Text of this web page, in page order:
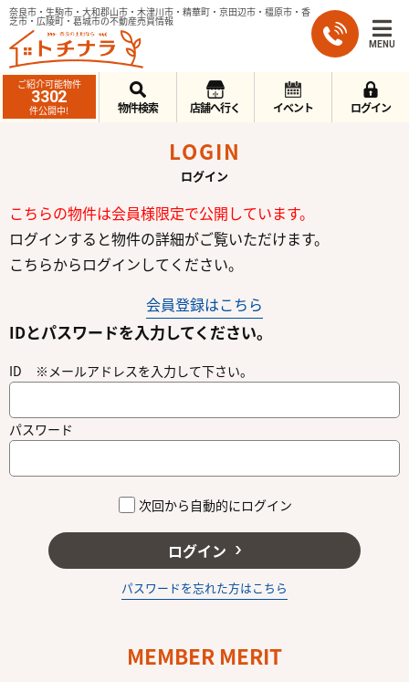
奈良市・生駒市・大和郡山市・木津川市・精華町・京田辺市・橿原市・香
芝市・広陵町・葛城市の不動産売買情報
MENU
ご紹介可能物件
3302
件公開中! 物件検索 店舗へ行く イベント ログイン
LOGIN
ログイン
こちらの物件は会員様限定で公開しています。
ログインすると物件の詳細がご覧いただけます。
こちらからログインしてください。
会員登録はこちら
IDとパスワードを入力してください。
ID ※メールアドレスを入力して下さい。
パスワード
次回から自動的にログイン
ログイン
パスワードを忘れた方はこちら
MEMBER MERIT